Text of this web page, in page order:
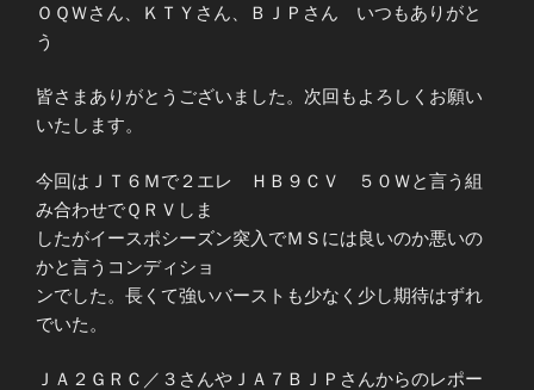
ＯＱＷさん、ＫＴＹさん、ＢＪＰさん いつもありがと
う
皆さまありがとうございました。次回もよろしくお願い
いたします。
今回はＪＴ６Ｍで２エレ ＨＢ９ＣＶ ５０Ｗと言う組
み合わせでＱＲＶしま
したがイースポシーズン突入でＭＳには良いのか悪いの
かと言うコンディショ
ンでした。長くて強いバーストも少なく少し期待はずれ
でいた。
ＪＡ２ＧＲＣ／３さんやＪＡ７ＢＪＰさんからのレポー